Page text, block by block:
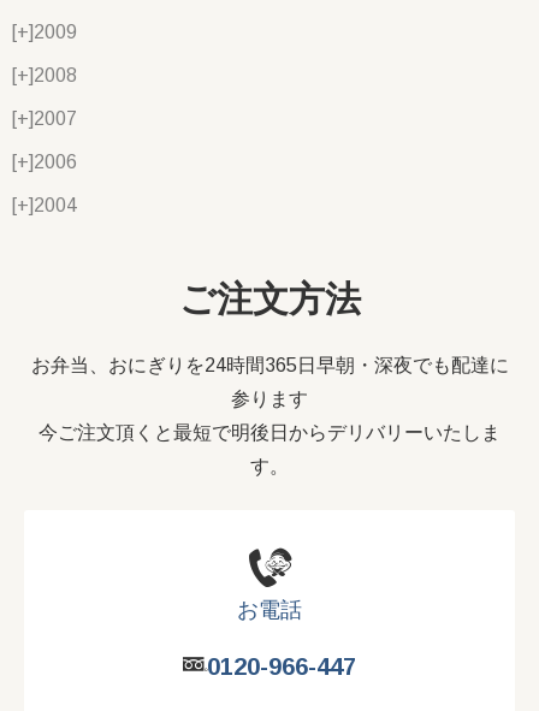
[+]2009
[+]2008
[+]2007
[+]2006
[+]2004
ご注文方法
お弁当、おにぎりを24時間365日早朝・深夜でも配達に
参ります
今ご注文頂くと最短で明後日からデリバリーいたしま
す。
お電話
0120-966-447